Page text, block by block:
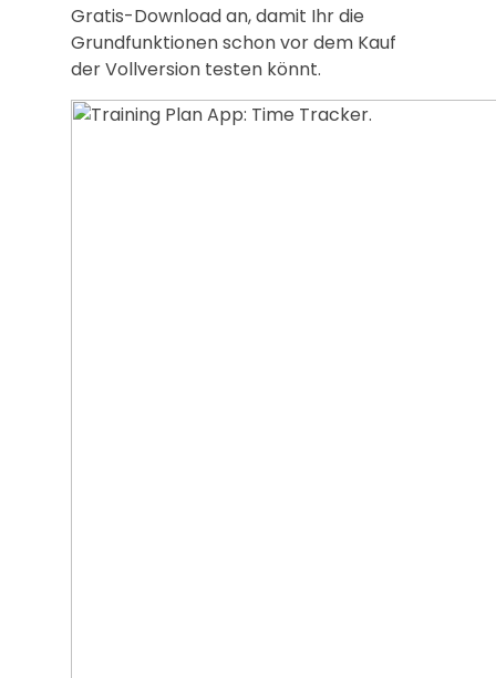
Gratis-Download an, damit Ihr die
Grundfunktionen schon vor dem Kauf
der Vollversion testen könnt.